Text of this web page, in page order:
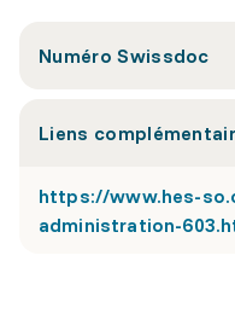
Numéro Swissdoc
Liens
https://www.hes-
administration-